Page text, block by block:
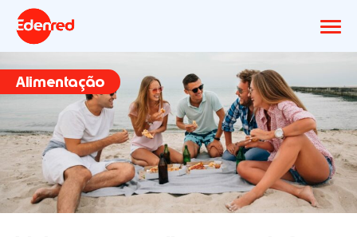
Alimentação